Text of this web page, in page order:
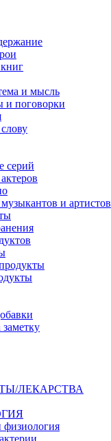
и мысль
и поговорки
серий
и артистов
ЛЕКАРСТВА
физиология